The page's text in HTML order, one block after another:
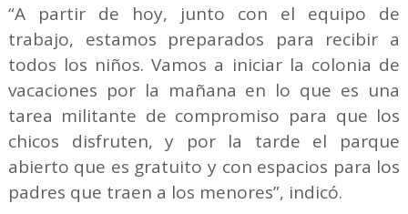
“A partir de hoy, junto con el equipo de
trabajo, estamos preparados para recibir a
todos los niños. Vamos a iniciar la colonia de
vacaciones por la mañana en lo que es una
tarea militante de compromiso para que los
chicos disfruten, y por la tarde el parque
abierto que es gratuito y con espacios para los
padres que traen a los menores”, indicó.